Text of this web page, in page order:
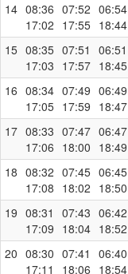
14 08:36
17:02
07:52
17:55
06:54
18:44
15 08:35
17:03
07:51
17:57
06:51
18:45
16 08:34
17:05
07:49
17:59
06:49
18:47
17 08:33
17:06
07:47
18:00
06:47
18:49
18 08:32
17:08
07:45
18:02
06:45
18:50
19 08:31
17:09
07:43
18:04
06:42
18:52
20 08:30
17:11
07:41
18:06
06:40
18:54